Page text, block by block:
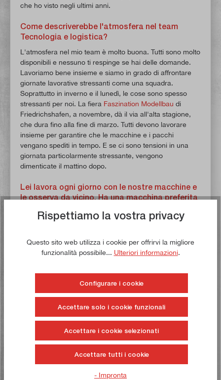
che ho visto negli ultimi anni.
Come descriverebbe l'atmosfera nel team
Tecnologia e logistica?
L'atmosfera nel mio team è molto buona. Tutti sono molto
disponibili e nessuno ti respinge se hai delle domande.
Lavoriamo bene insieme e siamo in grado di affrontare
giornate lavorative stressanti come una squadra.
Soprattutto in inverno e il lunedì, le cose sono spesso
stressanti per noi. La fiera Faszination Modellbau di
Friedrichshafen, a novembre, dà il via all'alta stagione,
che dura fino alla fine di marzo. Tutti devono lavorare
insieme per garantire che le macchine e i pacchi
vengano spediti in tempo. E se ci sono tensioni in una
giornata particolarmente stressante, vengono
dimenticate il mattino dopo.
Lei lavora ogni giorno con le nostre macchine e
le osserva da vicino. Ha una macchina preferita
Da quando abbiamo aggiunto la
alla nostra
È il nostro tornio più grande e funziona in modo
estremamente fluido, cosa che mi piace particolarmente.
personalmente mi piace lavorare con e su macchine di
grandi dimensioni come laPM5000. La macchina si
distingue anche per la sua elevata affidabilità.
Lei è in azienda da un po' di tempo. Cosa è
cambiato da quando ha iniziato nel 2015?
L'intera azienda si è sviluppata enormemente. Il volume
degli ordini è aumentato e con esso il numero di
dipendenti. Un tempo spedivamo una o due macchine al
giorno. Oggi, durante la settimana, dal nostro magazzino
Rispettiamo la vostra privacy
Questo sito web utilizza i cookie per offrirvi la migliore
funzionalità possibile... Ulteriori informazioni.
Configurare i cookie
Accettare solo i cookie funzionali
Accettare i cookie selezionati
Accettare tutti i cookie
- Impronta